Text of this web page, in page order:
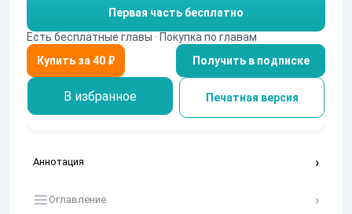
Первая часть бесплатно
Есть бесплатные главы · Покупка по главам
Получить в подписке
В избранное Печатная версия
Аннотация
Оглавление